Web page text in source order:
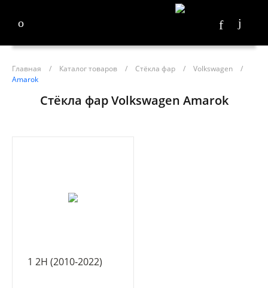
Главная / Каталог товаров / Стёкла фар / Volkswagen
/
Amarok
Стёкла фар Volkswagen Amarok
1 2H (2010-2022)